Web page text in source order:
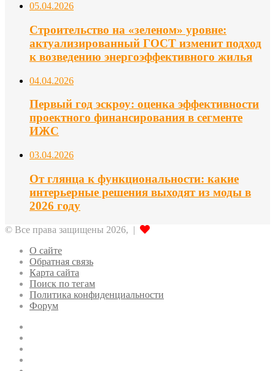
05.04.2026
Строительство на «зеленом» уровне:
актуализированный ГОСТ изменит подход
к возведению энергоэффективного жилья
04.04.2026
Первый год эскроу: оценка эффективности
проектного финансирования в сегменте
ИЖС
03.04.2026
От глянца к функциональности: какие
интерьерные решения выходят из моды в
2026 году
© Все права защищены 2026, |
О сайте
Обратная связь
Карта сайта
Поиск по тегам
Политика конфиденциальности
Форум